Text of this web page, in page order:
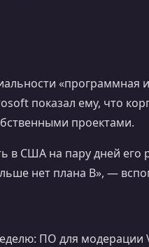
«программная
показал ему, что
проектами.
в США на пару дней его
нет плана B», —
ПО для модерации